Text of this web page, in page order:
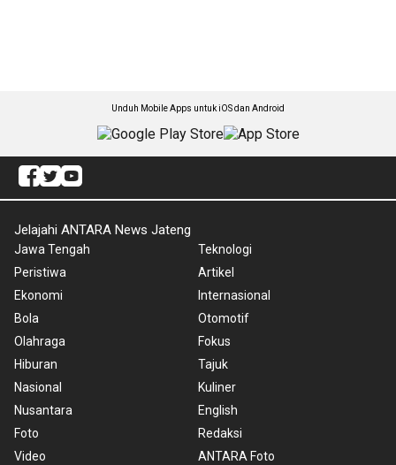
Unduh Mobile Apps untuk iOS dan Android
Jelajahi ANTARA News Jateng
Jawa Tengah
Peristiwa
Ekonomi
Bola
Olahraga
Hiburan
Nasional
Nusantara
Foto
Video
Teknologi
Artikel
Internasional
Otomotif
Fokus
Tajuk
Kuliner
English
Redaksi
ANTARA Foto